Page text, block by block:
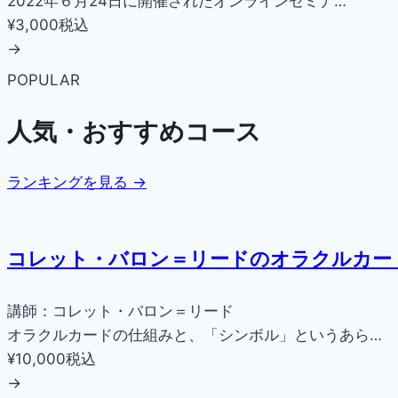
¥3,000税込
→
POPULAR
人気・おすすめコース
ランキングを見る →
コレット・バロン＝リードのオラクルカー
講師：コレット・バロン＝リード
オラクルカードの仕組みと、「シンボル」というあら…
¥10,000税込
→